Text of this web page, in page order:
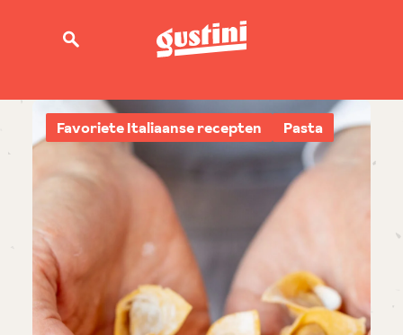
Favoriete Italiaanse recepten Pasta